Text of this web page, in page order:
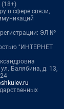
(18+)
в сфере связи,
ЭЛ №
"ИНТЕРНЕТ
Балябина, д. 13,